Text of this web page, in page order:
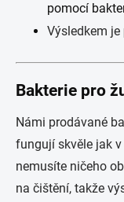
pomocí
Výsledkem je
Bakterie pro
Námi prodávané
fungují skvěle jak
nemusíte ničeho
na čištění, takže